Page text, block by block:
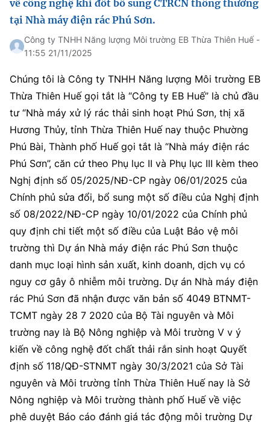
(Ghi rõ nguồn "https://mst.gov.vn" khi phát hành lại thông tin từ
website này)
về công nghệ khi đốt bổ sung CTRCN thông thường
tại Nhà máy điện rác Phú Sơn.
Công ty TNHH Năng lượng Môi trường EB Thừa Thiên Huế -
11:55 21/11/2025
Chúng tôi là Công ty TNHH Năng lượng Môi trường EB
Thừa Thiên Huế gọi tắt là “Công ty EB Huế” là chủ đầu
tư “Nhà máy xử lý rác thải sinh hoạt Phú Sơn, thị xã
Hương Thủy, tỉnh Thừa Thiên Huế nay thuộc Phường
Phú Bài, Thành phố Huế gọi tắt là “Nhà máy điện rác
Phú Sơn”, căn cứ theo Phụ lục II và Phụ lục III kèm theo
Nghị định số 05/2025/NĐ-CP ngày 06/01/2025 của
Chính phủ sửa đổi, bổ sung một số điều của Nghị định
số 08/2022/NĐ-CP ngày 10/01/2022 của Chính phủ
quy định chi tiết một số điều của Luật Bảo vệ môi
trường thì Dự án Nhà máy điện rác Phú Sơn thuộc
danh mục loại hình sản xuất, kinh doanh, dịch vụ có
nguy cơ gây ô nhiễm môi trường. Dự án Nhà máy điện
rác Phú Sơn đã nhận được văn bản số 4049 BTNMT-
TCMT ngày 28 7 2020 của Bộ Tài nguyên và Môi
trường nay là Bộ Nông nghiệp và Môi trường V v ý
kiến về công nghệ đốt chất thải rắn sinh hoạt Quyết
định số 118/QĐ-STNMT ngày 30/3/2021 của Sở Tài
nguyên và Môi trường tỉnh Thừa Thiên Huế nay là Sở
Nông nghiệp và Môi trường thành phố Huế về việc
phê duyệt Báo cáo đánh giá tác động môi trường Dự